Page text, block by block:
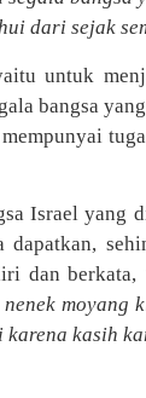
dari sejak
untuk
bangsa
Israel yang
dan berkata,
moyang
karena kasih